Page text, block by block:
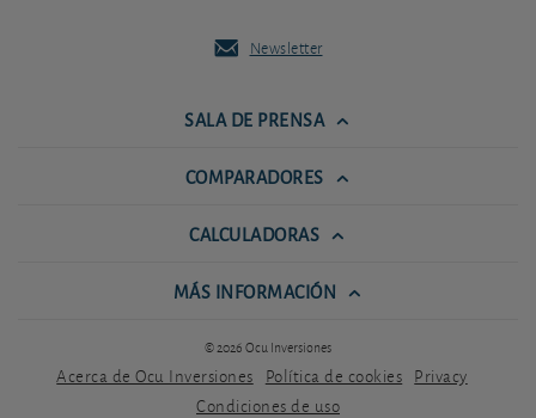
Newsletter
SALA DE PRENSA
COMPARADORES
CALCULADORAS
MÁS INFORMACIÓN
© 2026 Ocu Inversiones
Acerca de Ocu Inversiones Política de cookies Privacy
Condiciones de uso